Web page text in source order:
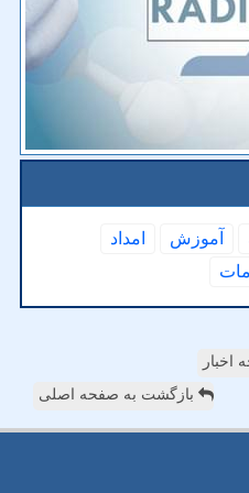
آموزش
امداد
اخبار
بازگشت به صفحه اصلی